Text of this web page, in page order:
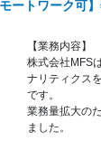
ートワーク可
【業務内容】
株式会社MFS
ナリティクス
です。
業務量拡大の
ました。